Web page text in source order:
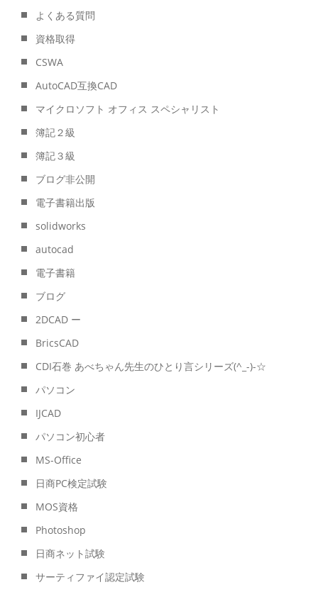
よくある質問
資格取得
CSWA
AutoCAD互換CAD
マイクロソフト オフィス スペシャリスト
簿記２級
簿記３級
ブログ非公開
電子書籍出版
solidworks
autocad
電子書籍
ブログ
2DCAD ー
BricsCAD
CDI石巻 あべちゃん先生のひとり言シリーズ(^_-)-☆
パソコン
IJCAD
パソコン初心者
MS-Office
日商PC検定試験
MOS資格
Photoshop
日商ネット試験
サーティファイ認定試験